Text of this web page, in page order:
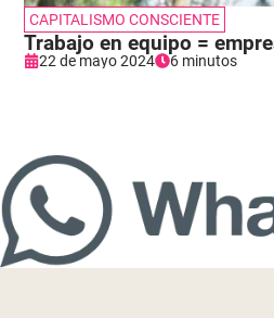
CAPITALISMO CONSCIENTE
Trabajo en equipo =
22 de mayo 2024 6 minutos